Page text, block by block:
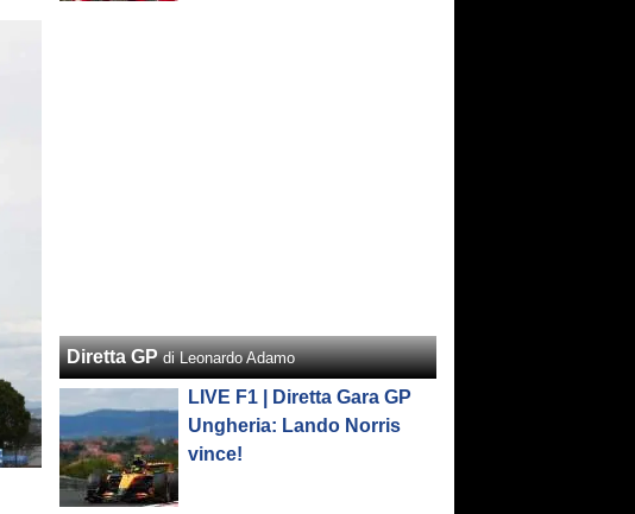
Diretta GP di Leonardo Adamo
LIVE F1 | Diretta Gara GP
Ungheria: Lando Norris
vince!